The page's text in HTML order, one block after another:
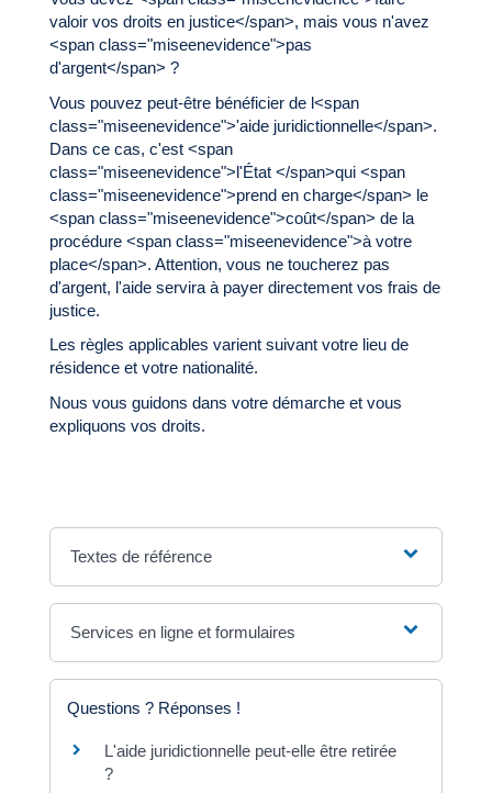
valoir vos droits en justice</span>, mais vous n'avez
<span class="miseenevidence">pas
d'argent</span> ?
Vous pouvez peut-être bénéficier de l<span
class="miseenevidence">'aide juridictionnelle</span>.
Dans ce cas, c'est <span
class="miseenevidence">l'État </span>qui <span
class="miseenevidence">prend en charge</span> le
<span class="miseenevidence">coût</span> de la
procédure <span class="miseenevidence">à votre
place</span>. Attention, vous ne toucherez pas
d'argent, l'aide servira à payer directement vos frais de
justice.
Les règles applicables varient suivant votre lieu de
résidence et votre nationalité.
Nous vous guidons dans votre démarche et vous
expliquons vos droits.
Textes de référence
Services en ligne et formulaires
Questions ? Réponses !
L'aide juridictionnelle peut-elle être retirée
?